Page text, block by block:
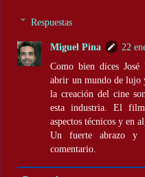
Respuestas
Miguel Pina
22
Como bien dices
abrir un mundo de lujo
la creación del cine
esta industria. El
aspectos técnicos y en
Un fuerte abrazo y
comentario.